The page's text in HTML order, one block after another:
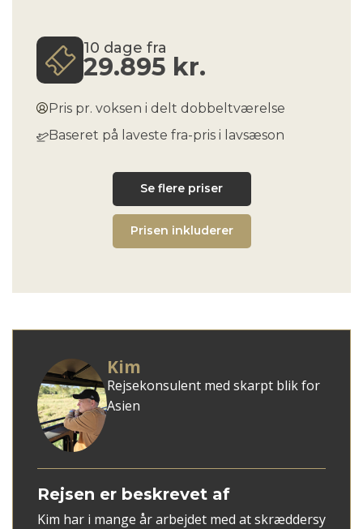
10 dage fra
29.895 kr.
Pris pr. voksen i delt dobbeltværelse
Baseret på laveste fra-pris i lavsæson
Se flere priser
Prisen inkluderer
Rejsen er beskrevet af
Kim har i mange år arbejdet med at skræddersy
Kim
Rejsekonsulent med skarpt blik for
Asien